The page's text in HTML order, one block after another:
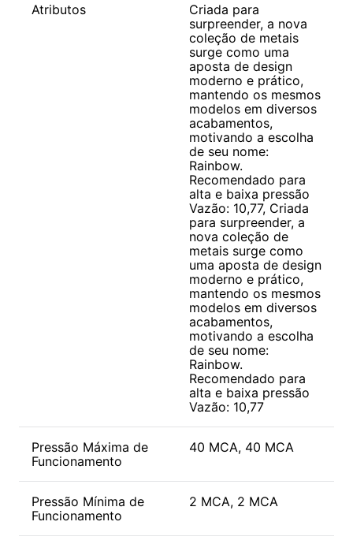
Atributos
Criada para
surpreender, a nova
coleção de metais
surge como uma
aposta de design
moderno e prático,
mantendo os mesmos
modelos em diversos
acabamentos,
motivando a escolha
de seu nome:
Rainbow.
Recomendado para
alta e baixa pressão
Vazão: 10,77, Criada
para surpreender, a
nova coleção de
metais surge como
uma aposta de design
moderno e prático,
mantendo os mesmos
modelos em diversos
acabamentos,
motivando a escolha
de seu nome:
Rainbow.
Recomendado para
alta e baixa pressão
Vazão: 10,77
Pressão Máxima de
Funcionamento
40 MCA, 40 MCA
Pressão Mínima de
Funcionamento
2 MCA, 2 MCA